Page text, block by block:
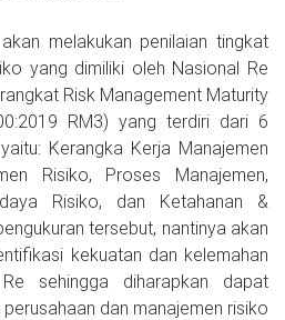
melakukan penilaian tingkat
yang dimiliki oleh Nasional Re
Risk Management Maturity
RM3) yang terdiri dari 6
Kerangka Kerja Manajemen
Risiko, Proses Manajemen,
Risiko, dan Ketahanan &
tersebut, nantinya akan
kekuatan dan kelemahan
sehingga diharapkan dapat
dan manajemen risiko